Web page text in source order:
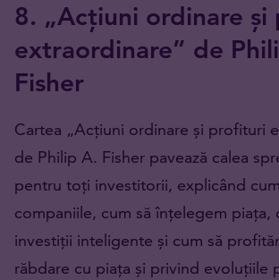
8. „Acțiuni ordinare
extraordinare” de
Fisher
Cartea „Acțiuni ordinare și profituri
de Philip A. Fisher pavează calea
pentru toți investitorii, explicând
companiile, cum să înțelegem piața,
investiții inteligente și cum să
răbdare cu piața și privind evoluțiile